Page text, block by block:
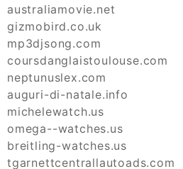
australiamovie.net
gizmobird.co.uk
mp3djsong.com
coursdanglaistoulouse.com
neptunuslex.com
auguri-di-natale.info
michelewatch.us
omega--watches.us
breitling-watches.us
tgarnettcentrallautoads.com